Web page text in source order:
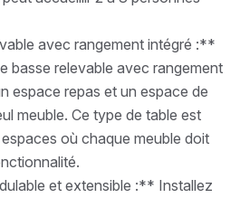
avec rangement intégré :**
basse relevable avec rangement
espace repas et un espace de
meuble. Ce type de table est
où chaque meuble doit
et extensible :** Installez